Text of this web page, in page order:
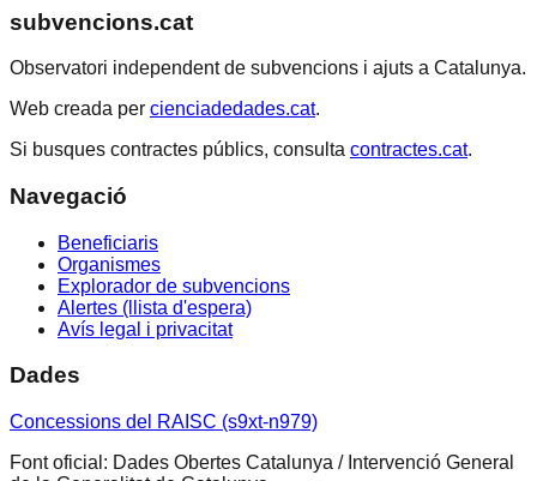
subvencions.cat
Observatori independent de subvencions i ajuts a Catalunya.
Web creada per cienciadedades.cat.
Si busques contractes públics, consulta contractes.cat.
Navegació
Beneficiaris
Organismes
Explorador de subvencions
Alertes (llista d'espera)
Avís legal i privacitat
Dades
Concessions del RAISC (s9xt-n979)
Font oficial: Dades Obertes Catalunya / Intervenció General